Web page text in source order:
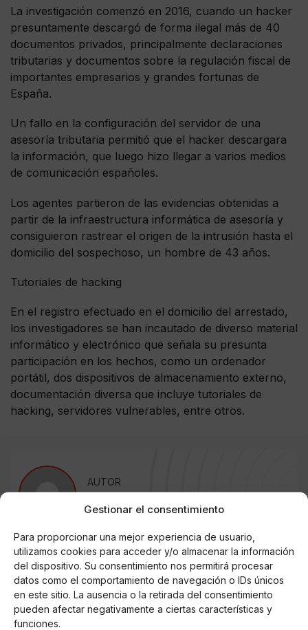
Gestionar el consentimiento
Para proporcionar una mejor experiencia de usuario,
utilizamos cookies para acceder y/o almacenar la información
del dispositivo. Su consentimiento nos permitirá procesar
datos como el comportamiento de navegación o IDs únicos
en este sitio. La ausencia o la retirada del consentimiento
pueden afectar negativamente a ciertas características y
funciones.
La investigación comenzó en 2016, cuando un hacker
presuntamente descargó de forma ilegal más de 40
documentos privados, principalmente declaraciones
tributarias y documentos sobre la regulación fiscal de
importantes empresarios y grandes fortunas de
España.
Un fallo en la configuración del servidor de una
asesoría tributaria permitió que el hacker descargara
la información, que luego hizo llegar a varios medios
de comunicación españoles.
Los agentes partieron de las evidencias obtenidas a
partir de la infraestructura informática de asesoría y
consiguieron rastrear el origen de la intrusión hasta el
domicilio del sospechoso, un hombre de 43 años.
Tutoriales de hacking
En el registro efectuado en el domicilio del arrestado,
los investigadores se han incautado de diverso material
informático y electrónico que señala su presunta
participación en los hechos, como un ordenador
portátil, dos dispositivos de almacenamiento externo,
documentación diversa que incluye tutoriales de
hacking, servidores vulnerables, entre otros.
AUTOR
Noticias relacionadas
Online Casino
Mejores Cripto Casinos Online en
Colombia 2025: Bitcoin Casinos